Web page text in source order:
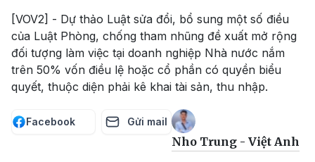
[VOV2] - Dự thảo Luật sửa đổi, bổ sung một số điều
của Luật Phòng, chống tham nhũng đề xuất mở rộng
đối tượng làm việc tại doanh nghiệp Nhà nước nắm
trên 50% vốn điều lệ hoặc cổ phần có quyền biểu
quyết, thuộc diện phải kê khai tài sản, thu nhập.
Facebook Gửi mail
Nho Trung - Việt Anh